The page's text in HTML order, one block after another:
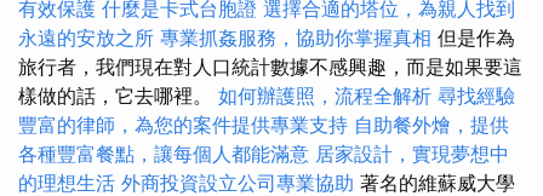
有效保護 什麼是卡式台胞證 選擇合適的塔位，為親人找到
永遠的安放之所 專業抓姦服務，協助你掌握真相 但是作為
旅行者，我們現在對人口統計數據不感興趣，而是如果要這
樣做的話，它去哪裡。 如何辦護照，流程全解析 尋找經驗
豐富的律師，為您的案件提供專業支持 自助餐外燴，提供
各種豐富餐點，讓每個人都能滿意 居家設計，實現夢想中
的理想生活 外商投資設立公司專業協助 著名的維蘇威大學